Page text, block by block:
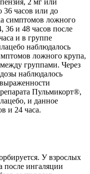
2 мг или
36 часов или до
симптомов ложного
36 и 48 часов после
и в группе
наблюдалось
ложного крупа,
группами. Через
наблюдалось
Пульмикорт®,
и данное
и 24 часа.
У взрослых
после ингаляции